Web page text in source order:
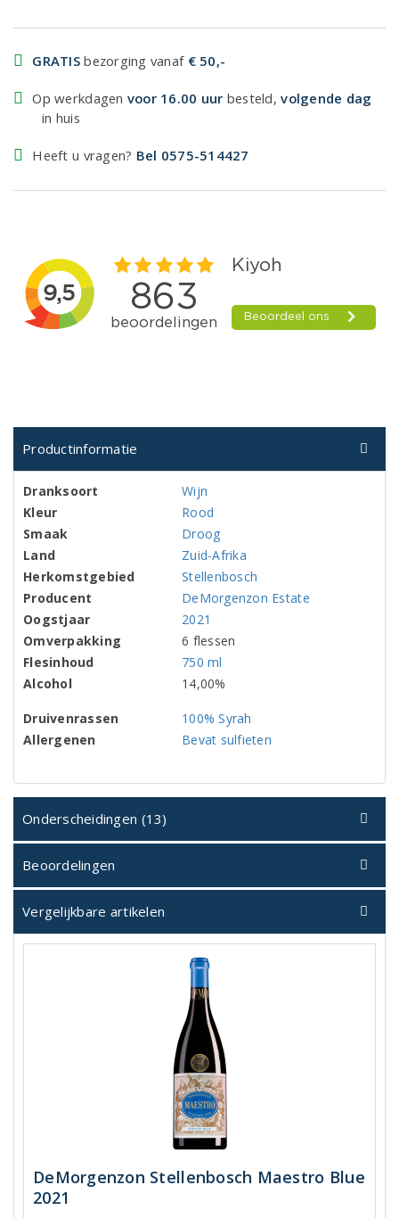
GRATIS bezorging vanaf € 50,-
Op werkdagen voor 16.00 uur besteld,volgende dag
in huis
Heeft u vragen? Bel 0575-514427
Productinformatie
Dranksoort
Wijn
Kleur
Rood
Smaak
Droog
Land
Zuid-Afrika
Herkomstgebied
Stellenbosch
Producent
DeMorgenzon Estate
Oogstjaar
2021
Omverpakking
6 flessen
Flesinhoud
750 ml
Alcohol
14,00%
Druivenrassen
100% Syrah
Allergenen
Bevat sulfieten
Onderscheidingen (13)
Beoordelingen
Vergelijkbare artikelen
DeMorgenzon Stellenbosch Maestro Blue
2021